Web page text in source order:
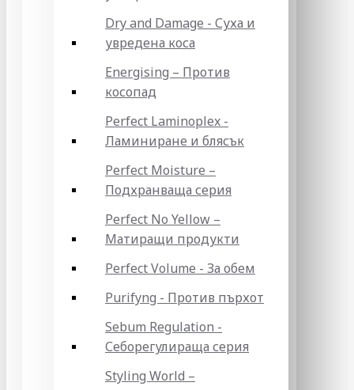
Dry and Damage - Суха и
увредена коса
Energising – Против
косопад
Perfect Laminoplex -
Ламиниране и блясък
Perfect Moisture –
Подхранваща серия
Perfect No Yellow –
Матиращи продукти
Perfect Volume - За обем
Purifyng - Против пърхот
Sebum Regulation -
Себорегулираща серия
Styling World –